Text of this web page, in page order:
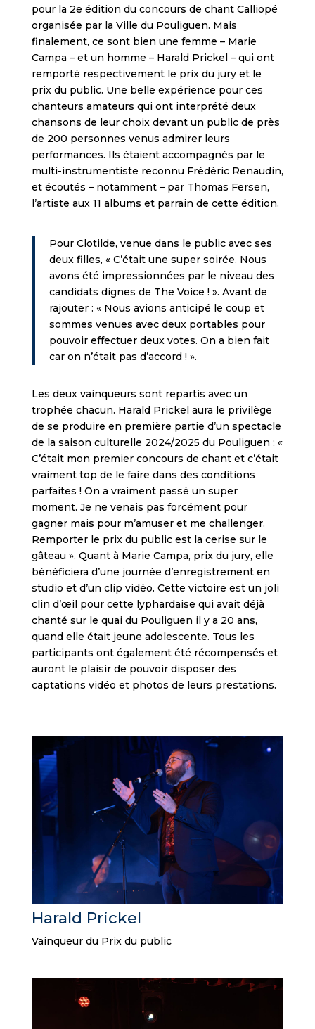
pour la 2e édition du concours de chant Calliopé
organisée par la Ville du Pouliguen. Mais
finalement, ce sont bien une femme – Marie
Campa – et un homme – Harald Prickel – qui ont
remporté respectivement le prix du jury et le
prix du public. Une belle expérience pour ces
chanteurs amateurs qui ont interprété deux
chansons de leur choix devant un public de près
de 200 personnes venus admirer leurs
performances. Ils étaient accompagnés par le
multi-instrumentiste reconnu Frédéric Renaudin,
et écoutés – notamment – par Thomas Fersen,
l’artiste aux 11 albums et parrain de cette édition.
Pour Clotilde, venue dans le public avec ses
deux filles, « C’était une super soirée. Nous
avons été impressionnées par le niveau des
candidats dignes de The Voice ! ». Avant de
rajouter : « Nous avions anticipé le coup et
sommes venues avec deux portables pour
pouvoir effectuer deux votes. On a bien fait
car on n’était pas d’accord ! ».
Les deux vainqueurs sont repartis avec un
trophée chacun. Harald Prickel aura le privilège
de se produire en première partie d’un spectacle
de la saison culturelle 2024/2025 du Pouliguen ; «
C’était mon premier concours de chant et c’était
vraiment top de le faire dans des conditions
parfaites ! On a vraiment passé un super
moment. Je ne venais pas forcément pour
gagner mais pour m’amuser et me challenger.
Remporter le prix du public est la cerise sur le
gâteau ». Quant à Marie Campa, prix du jury, elle
bénéficiera d’une journée d’enregistrement en
studio et d’un clip vidéo. Cette victoire est un joli
clin d’œil pour cette lyphardaise qui avait déjà
chanté sur le quai du Pouliguen il y a 20 ans,
quand elle était jeune adolescente. Tous les
participants ont également été récompensés et
auront le plaisir de pouvoir disposer des
captations vidéo et photos de leurs prestations.
Harald Prickel
Vainqueur du Prix du public